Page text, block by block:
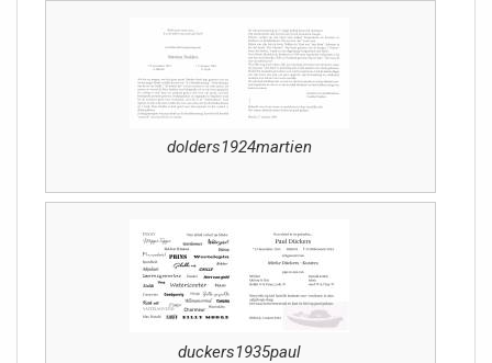
dolders1924martien
duckers1935paul